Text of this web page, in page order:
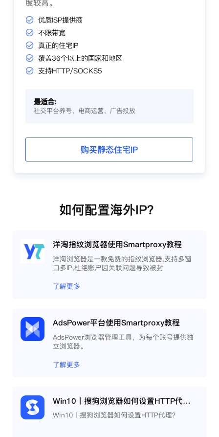
度较高。
优质ISP提供商
不限带宽
真正的住宅IP
覆盖36个以上的国家和地区
支持HTTP/SOCKS5
最适合:
社交平台养号、电商运营、广告投放
购买静态住宅IP
如何配置海外IP？
洋淘指纹浏览器使用Smartproxy教程
洋淘浏览器是一款免费的指纹浏览器,支持多窗
口多IP,杜绝账户因关联问题导致被封
了解更多
AdsPower平台使用Smartproxy教程
AdsPower浏览器管理工具，为每个账号提供独
立浏览器。
了解更多
Win10丨搜狗浏览器如何设置HTTP代理？
Win10丨搜狗浏览器如何设置HTTP代理？